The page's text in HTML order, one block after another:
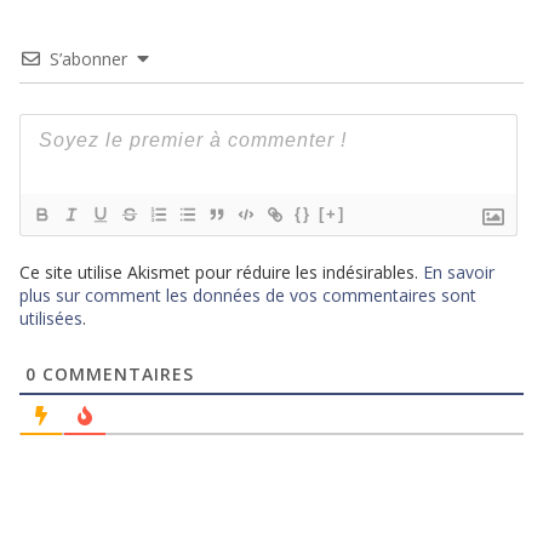
S’abonner
{} [+]
Ce site utilise Akismet pour réduire les indésirables. En savoir
plus sur comment les données de vos commentaires sont
utilisées.
0 COMMENTAIRES